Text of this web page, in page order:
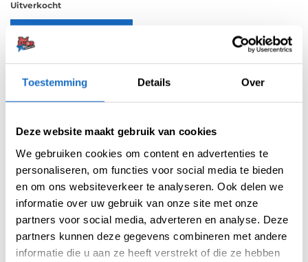
Toestemming Details Over
Deze website maakt gebruik van cookies
We gebruiken cookies om content en advertenties te
personaliseren, om functies voor social media te bieden
en om ons websiteverkeer te analyseren. Ook delen we
informatie over uw gebruik van onze site met onze
partners voor social media, adverteren en analyse. Deze
partners kunnen deze gegevens combineren met andere
informatie die u aan ze heeft verstrekt of die ze hebben
Uitverkocht
Artikelnummer:206341
Categorieën:Flights Target Flights
Merk:Target
AANVULLENDE INFORMATIE